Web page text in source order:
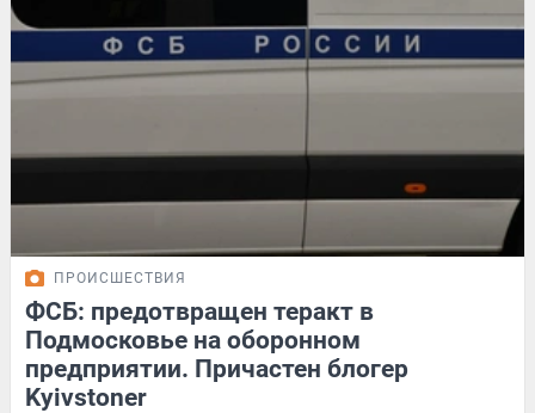
ПРОИСШЕСТВИЯ
ФСБ: предотвращен теракт в
Подмосковье на оборонном
предприятии. Причастен блогер
Kyivstoner